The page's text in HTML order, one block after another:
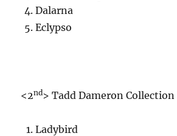
Dalarna
Eclypso
<2nd> Tadd Dameron Collection
Ladybird